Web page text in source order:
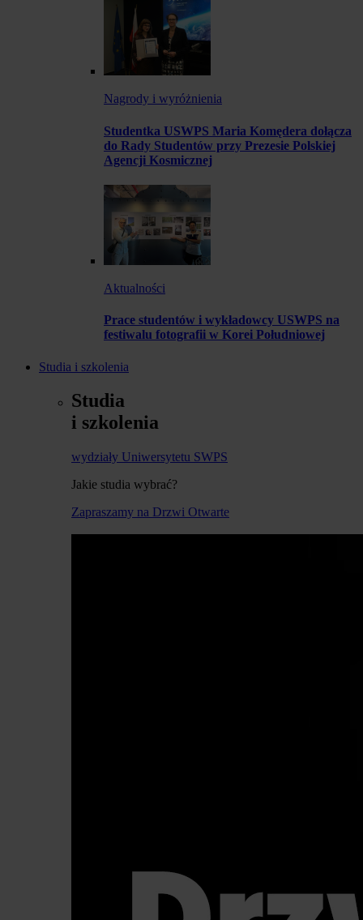
Nagrody i wyróżnienia
Studentka USWPS Maria Komędera dołącza
do Rady Studentów przy Prezesie Polskiej
Agencji Kosmicznej
Aktualności
Prace studentów i wykładowcy USWPS na
festiwalu fotografii w Korei Południowej
Studia i szkolenia
Studia
i szkolenia
wydziały Uniwersytetu SWPS
Jakie studia wybrać?
Zapraszamy na Drzwi Otwarte